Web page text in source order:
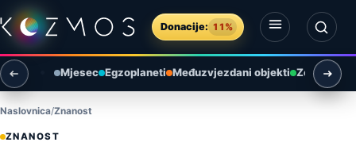
Preskoči na sadržaj
Donacije: 11%
Otvori izbornik
Otvori pretragu
Mjesec Egzoplaneti Međuzvjezdani objekti Zemlja i
Naslovnica Znanost
ZNANOST